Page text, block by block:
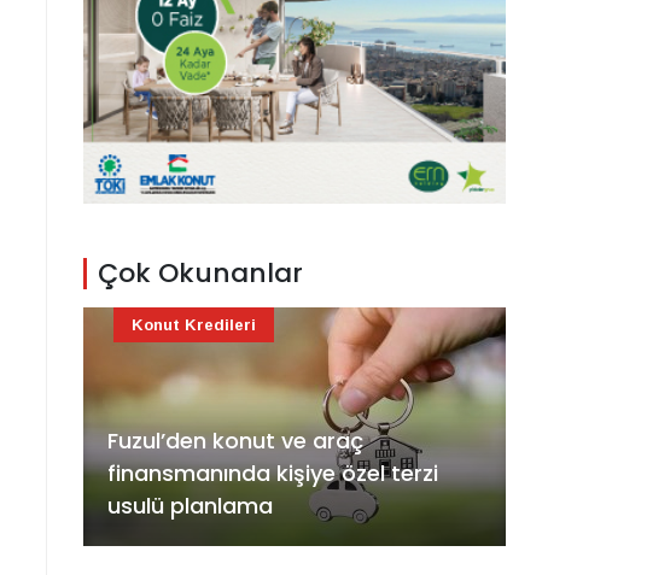
Çok Okunanlar
Fuzul’den konut ve araç
finansmanında kişiye özel terzi
usulü planlama
Konut Kredileri